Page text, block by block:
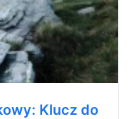
Klucz do